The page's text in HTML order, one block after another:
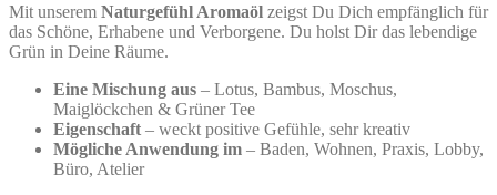
Mit unserem Naturgefühl Aromaöl zeigst Du Dich empfänglich für
das Schöne, Erhabene und Verborgene. Du holst Dir das lebendige
Grün in Deine Räume.
Eine Mischung aus – Lotus, Bambus, Moschus,
Maiglöckchen & Grüner Tee
Eigenschaft – weckt positive Gefühle, sehr kreativ
Mögliche Anwendung im – Baden, Wohnen, Praxis, Lobby,
Büro, Atelier